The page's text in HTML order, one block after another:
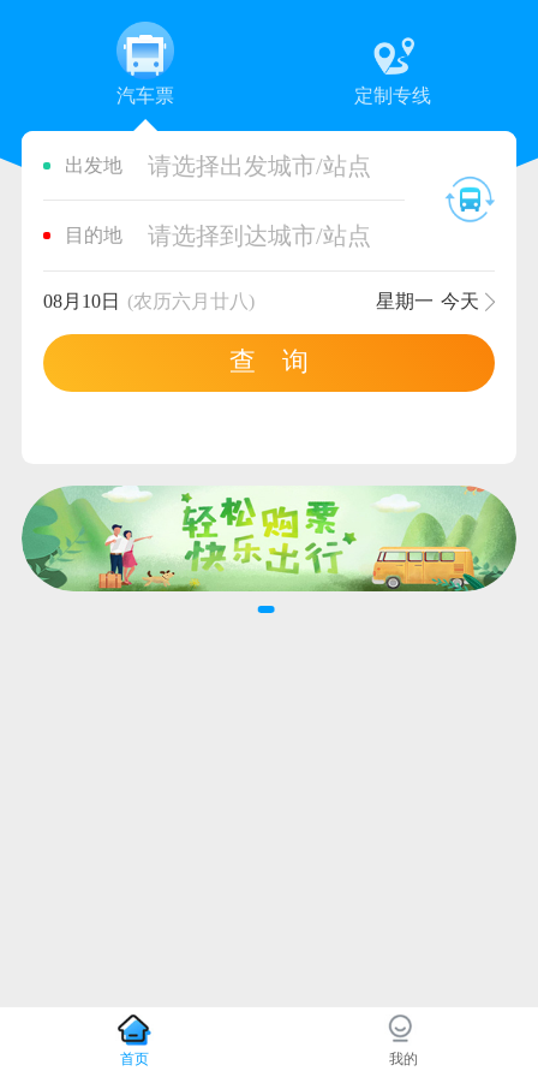
汽车票 定制专线
出发地 请选择出发城市/站点
目的地 请选择到达城市/站点
08月10日 (农历六月廿八) 星期一 今天
查 询
首页 我的